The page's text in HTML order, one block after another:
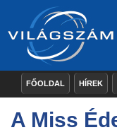
FŐOLDAL HÍREK
A Miss